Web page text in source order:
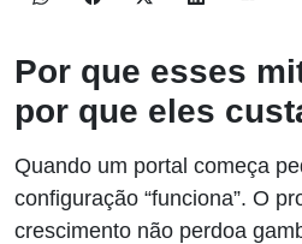
Por que esses
por que eles
Quando um portal começa
configuração “funciona”. O
crescimento não perdoa